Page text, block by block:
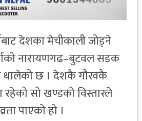
देशका मेचीकाली जोड्ने
नारायणगढ–बुटवल सडक
थालेको छ । देशकै गौरवकै
सो खण्डको विस्तारले
पाएको हो ।